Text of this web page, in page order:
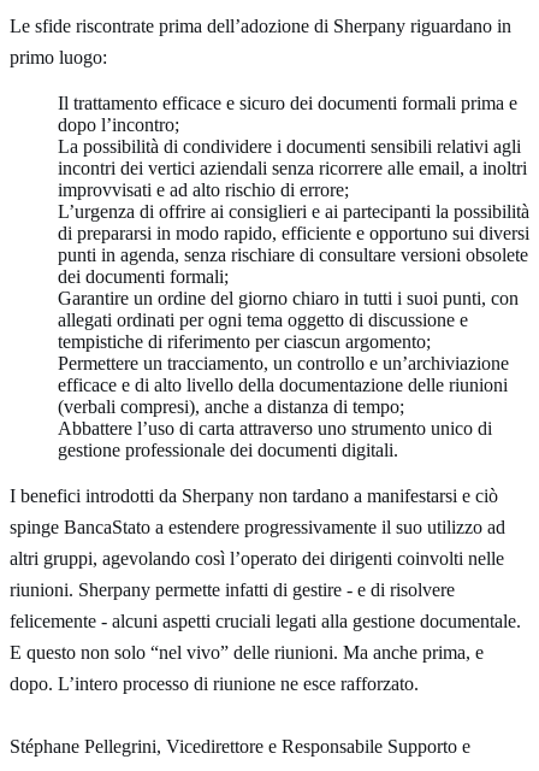
Le sfide riscontrate prima dell’adozione di Sherpany riguardano in
primo luogo:
Il trattamento efficace e sicuro dei documenti formali prima e
dopo l’incontro;
La possibilità di condividere i documenti sensibili relativi agli
incontri dei vertici aziendali senza ricorrere alle email, a inoltri
improvvisati e ad alto rischio di errore;
L’urgenza di offrire ai consiglieri e ai partecipanti la possibilità
di prepararsi in modo rapido, efficiente e opportuno sui diversi
punti in agenda, senza rischiare di consultare versioni obsolete
dei documenti formali;
Garantire un ordine del giorno chiaro in tutti i suoi punti, con
allegati ordinati per ogni tema oggetto di discussione e
tempistiche di riferimento per ciascun argomento;
Permettere un tracciamento, un controllo e un’archiviazione
efficace e di alto livello della documentazione delle riunioni
(verbali compresi), anche a distanza di tempo;
Abbattere l’uso di carta attraverso uno strumento unico di
gestione professionale dei documenti digitali.
I benefici introdotti da Sherpany non tardano a manifestarsi e ciò
spinge BancaStato a estendere progressivamente il suo utilizzo ad
altri gruppi, agevolando così l’operato dei dirigenti coinvolti nelle
riunioni. Sherpany permette infatti di gestire - e di risolvere
felicemente - alcuni aspetti cruciali legati alla gestione documentale.
E questo non solo “nel vivo” delle riunioni. Ma anche prima, e
dopo. L’intero processo di riunione ne esce rafforzato.
Stéphane Pellegrini, Vicedirettore e Responsabile Supporto e